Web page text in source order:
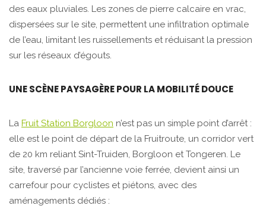
des eaux pluviales. Les zones de pierre calcaire en vrac,
dispersées sur le site, permettent une infiltration optimale
de l’eau, limitant les ruissellements et réduisant la pression
sur les réseaux d’égouts.
UNE SCÈNE PAYSAGÈRE POUR LA MOBILITÉ DOUCE
La Fruit Station Borgloon n’est pas un simple point d’arrêt :
elle est le point de départ de la Fruitroute, un corridor vert
de 20 km reliant Sint-Truiden, Borgloon et Tongeren. Le
site, traversé par l’ancienne voie ferrée, devient ainsi un
carrefour pour cyclistes et piétons, avec des
aménagements dédiés :